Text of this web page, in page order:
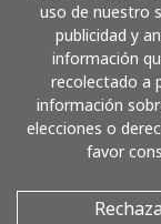
uso de nuestro
publicidad y
información
recolectado a
información
elecciones o
favor